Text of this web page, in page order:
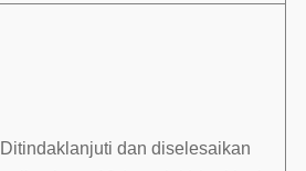
Ditindaklanjuti dan diselesaikan